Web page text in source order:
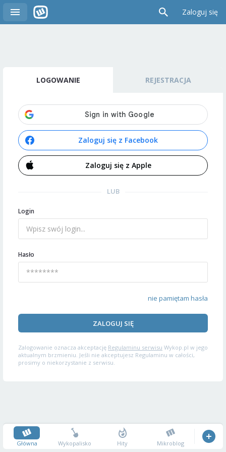
Zaloguj się
LOGOWANIE REJESTRACJA
Zaloguj się z Facebook
Zaloguj się z Apple
LUB
Login
Hasło
nie pamiętam hasła
ZALOGUJ SIĘ
Zalogowanie oznacza akceptację Regulaminu serwisu Wykop.pl w jego
aktualnym brzmieniu. Jeśli nie akceptujesz Regulaminu w całości,
prosimy o niekorzystanie z serwisu.
Główna Wykopalisko Hity Mikroblog